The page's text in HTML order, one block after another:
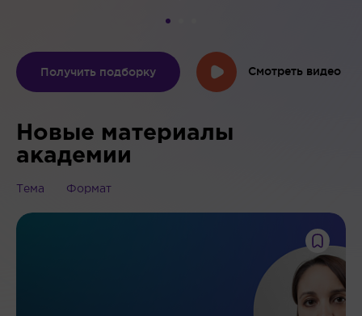
Получить подборку Смотреть видео
Новые материалы
академии
Тема Формат